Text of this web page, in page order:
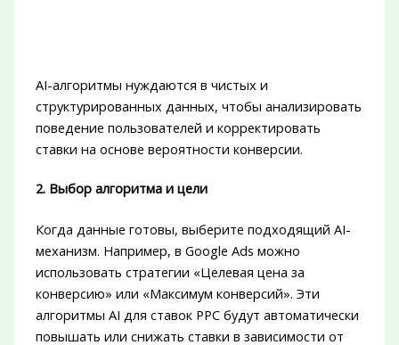
AI-алгоритмы нуждаются в чистых и
структурированных данных, чтобы анализировать
поведение пользователей и корректировать
ставки на основе вероятности конверсии.
2. Выбор алгоритма и цели
Когда данные готовы, выберите подходящий AI-
механизм. Например, в Google Ads можно
использовать стратегии «Целевая цена за
конверсию» или «Максимум конверсий». Эти
алгоритмы AI для ставок PPC будут автоматически
повышать или снижать ставки в зависимости от